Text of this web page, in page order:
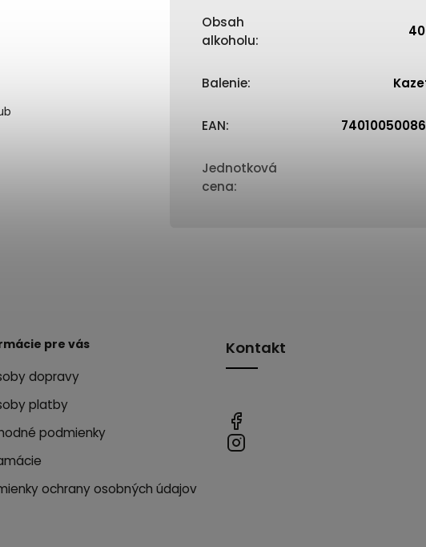
Obsah
alkoholu:
Balenie:
EAN:
Jednotková
cena:
pre vás
dopravy
platby
podmienky
ochrany osobných údajov
Kontakt